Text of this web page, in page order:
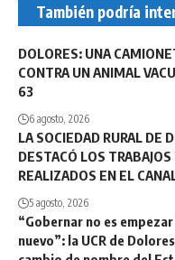
También podría
DOLORES: UNA
CONTRA UN ANIMAL
63
6 agosto, 2026
LA SOCIEDAD RURAL DE
DESTACÓ LOS
REALIZADOS EN EL
5 agosto, 2026
“Gobernar no es
nuevo”: la UCR de